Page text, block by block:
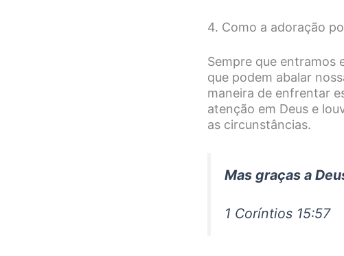
4. Como a adoração
Sempre que entramos
que podem abalar
maneira de enfrentar
atenção em Deus e
as circunstâncias.
Mas graças a
1 Coríntios 15:57